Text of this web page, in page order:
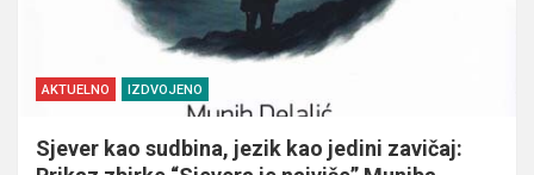
AKTUELNO IZDVOJENO
Sjever kao sudbina, jezik kao jedini zavičaj: